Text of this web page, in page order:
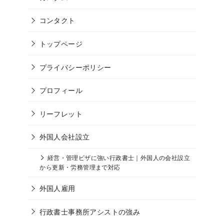
コンタクト
トップページ
プライバシーポリシー
プロフィール
リーフレット
外国人会社設立
経営・管理ビザに強い行政書士｜外国人の会社設立
から更新・労務管理まで対応
外国人雇用
行政書士事務所アシストの強み